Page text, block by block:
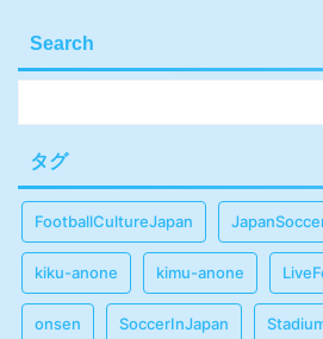
Search
タグ
FootballCultureJapan
kiku-anone kimu-anone
onsen SoccerInJapan